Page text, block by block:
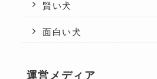
賢い犬
面白い犬
運営メディア